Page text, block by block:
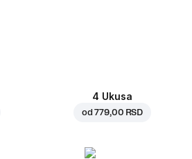
4 Ukusa
od779,00 RSD